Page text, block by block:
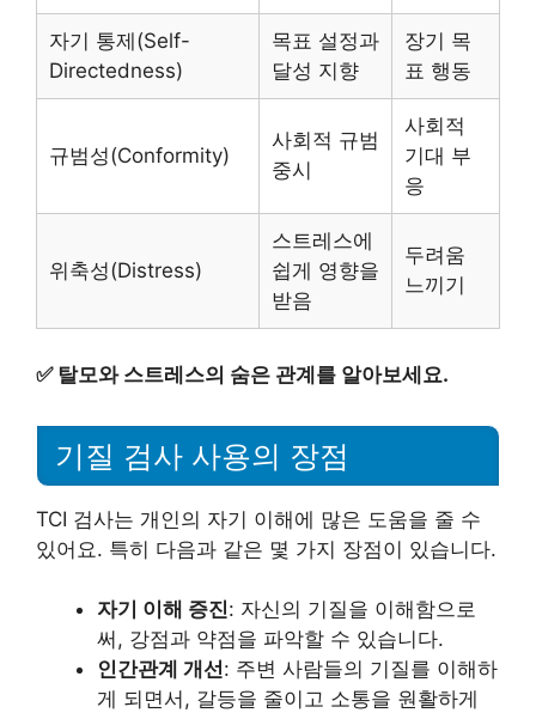
자기 통제(Self-
Directedness)
목표 설정과
달성 지향
장기 목
표 행동
규범성(Conformity)
사회적 규범
중시
사회적
기대 부
응
위축성(Distress)
스트레스에
쉽게 영향을
받음
두려움
느끼기
✅ 탈모와 스트레스의 숨은 관계를 알아보세요.
기질 검사 사용의 장점
TCI 검사는 개인의 자기 이해에 많은 도움을 줄 수
있어요. 특히 다음과 같은 몇 가지 장점이 있습니다.
자기 이해 증진: 자신의 기질을 이해함으로
써, 강점과 약점을 파악할 수 있습니다.
인간관계 개선: 주변 사람들의 기질를 이해하
게 되면서, 갈등을 줄이고 소통을 원활하게